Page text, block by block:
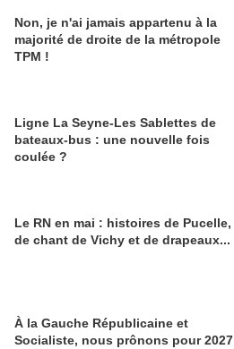
Non, je n'ai jamais appartenu à la
majorité de droite de la métropole
TPM !
Ligne La Seyne-Les Sablettes de
bateaux-bus : une nouvelle fois
coulée ?
Le RN en mai : histoires de Pucelle,
de chant de Vichy et de drapeaux...
À la Gauche Républicaine et
Socialiste, nous prônons pour 2027